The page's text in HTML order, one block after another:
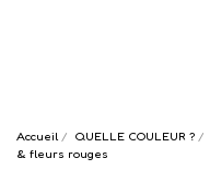
Accueil QUELLE COULEUR ?
& fleurs rouges